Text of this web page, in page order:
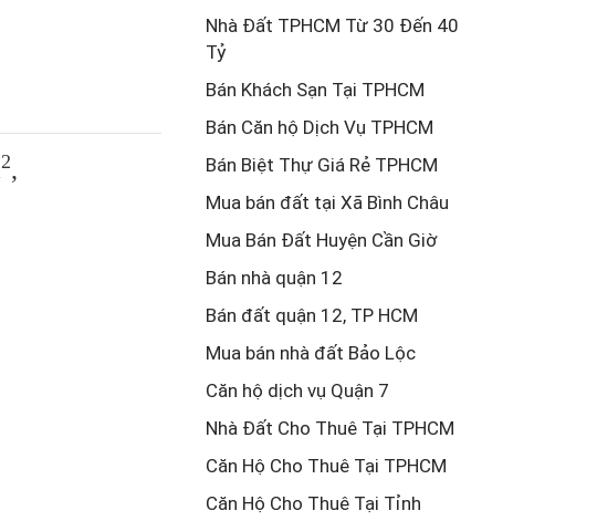
2,
Nhà Đất TPHCM Từ 30 Đến 40
Tỷ
Bán Khách Sạn Tại TPHCM
Bán Căn hộ Dịch Vụ TPHCM
Bán Biệt Thự Giá Rẻ TPHCM
Mua bán đất tại Xã Bình Châu
Mua Bán Đất Huyện Cần Giờ
Bán nhà quận 12
Bán đất quận 12, TP HCM
Mua bán nhà đất Bảo Lộc
Căn hộ dịch vụ Quận 7
Nhà Đất Cho Thuê Tại TPHCM
Căn Hộ Cho Thuê Tại TPHCM
Căn Hộ Cho Thuê Tại Tỉnh